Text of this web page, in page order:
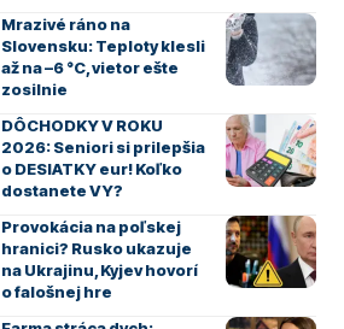
Mrazivé ráno na
Slovensku: Teploty klesli
až na –6 °C, vietor ešte
zosilnie
DÔCHODKY V ROKU
2026: Seniori si prilepšia
o DESIATKY eur! Koľko
dostanete VY?
Provokácia na poľskej
hranici? Rusko ukazuje
na Ukrajinu, Kyjev hovorí
o falošnej hre